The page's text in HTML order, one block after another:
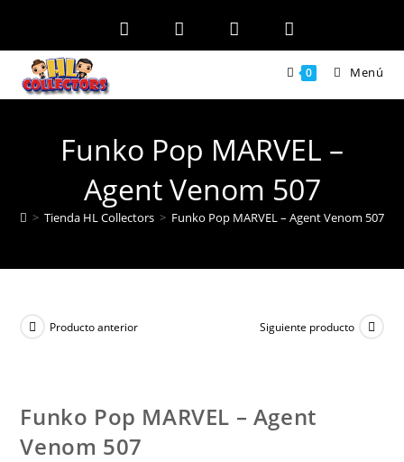
contenido
0 Menú
Funko Pop MARVEL –
Agent Venom 507
> Tienda HL Collectors > Funko Pop MARVEL – Agent Venom 507
Producto anterior Siguiente producto
Funko Pop MARVEL – Agent
Venom 507